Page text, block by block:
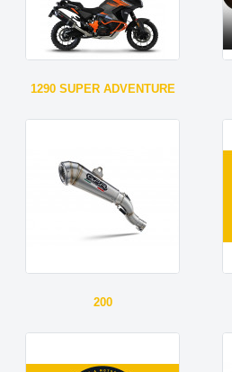
1290 SUPER ADVENTURE
200